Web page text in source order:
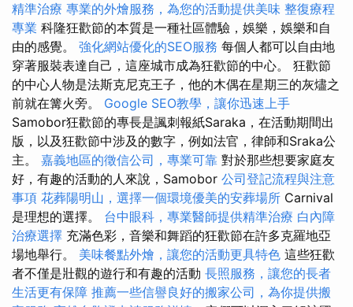
精準治療 專業的外燴服務，為您的活動提供美味 整復療程
專業 科隆狂歡節的本質是一種社區體驗，娛樂，娛樂和自
由的感覺。 強化網站優化的SEO服務 每個人都可以自由地
穿著服裝表達自己，這座城市成為狂歡節的中心。 狂歡節
的中心人物是法斯克尼克王子，他的木偶在星期三的灰燼之
前就在篝火旁。 Google SEO教學，讓你迅速上手
Samobor狂歡節的專長是諷刺報紙Saraka，在活動期間出
版，以及狂歡節中涉及的數字，例如法官，律師和Sraka公
主。 嘉義地區的徵信公司，專業可靠 對於那些想要家庭友
好，有趣的活動的人來說，Samobor 公司登記流程與注意
事項 花葬陽明山，選擇一個環境優美的安葬場所 Carnival
是理想的選擇。 台中眼科，專業醫師提供精準治療 白內障
治療選擇 充滿色彩，音樂和舞蹈的狂歡節在許多克羅地亞
場地舉行。 美味餐點外燴，讓您的活動更具特色 這些狂歡
者不僅是壯觀的遊行和有趣的活動 長照服務，讓您的長者
生活更有保障 推薦一些信譽良好的搬家公司，為你提供搬